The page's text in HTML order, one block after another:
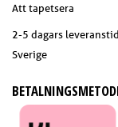
Att tapetsera
2-5 dagars
Sverige